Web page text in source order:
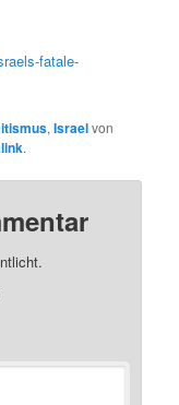
fatale-
,Israelvon
.